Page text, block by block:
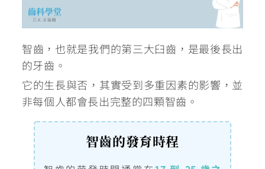
智齒，也就是我們的第三大臼齒，是最後長出
的牙齒。
它的生長與否，其實受到多重因素的影響，並
非每個人都會長出完整的四顆智齒。
智齒的發育時程